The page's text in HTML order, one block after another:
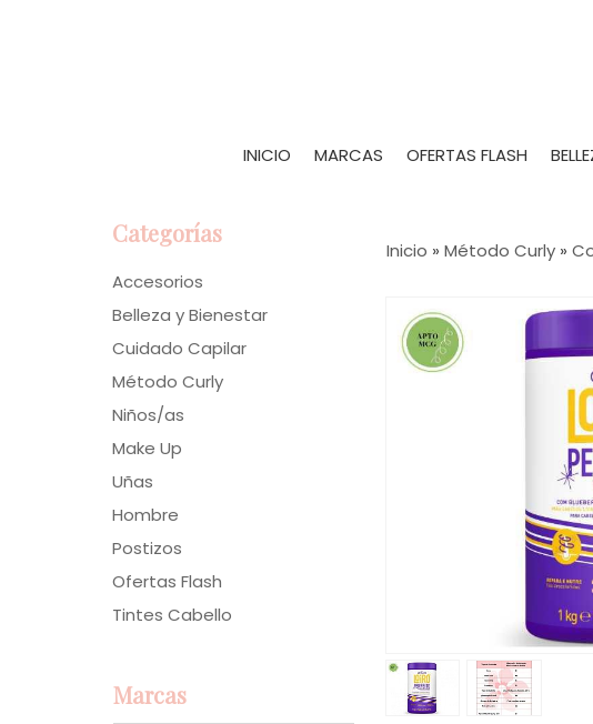
INICIO MARCAS OFERTAS FLASH
Categorías
Accesorios
Belleza y Bienestar
Cuidado Capilar
Método Curly
Niños/as
Make Up
Uñas
Hombre
Postizos
Ofertas Flash
Tintes Cabello
Marcas
Inicio » Método Curly»